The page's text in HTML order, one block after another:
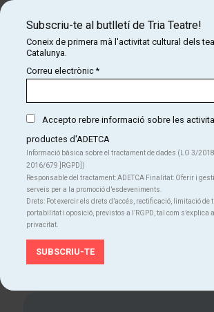
dissabte
01
mar
Teatre Muntaner
Des de
12 €
Finalitzat
Subscriu-te al butlletí de Tria Teatre!
Coneix de primera mà l'activitat cultural dels
Catalunya.
Correu electrònic*
Accepto rebre informació sobre les
productes d'ADETCA
Informació bàsica sobre el tractament de dades (LO 3/
2016/679 ]RGPD])
Responsable del tractament: ADETCA Finalitat: Oferir i
serveis per a la promoció d’esdeveniments.
Drets: Pot exercir els drets d’accés, rectificació, limitació
portabilitat i oposició, previstos a l’RGPD, tal com s’explica
privacitat.